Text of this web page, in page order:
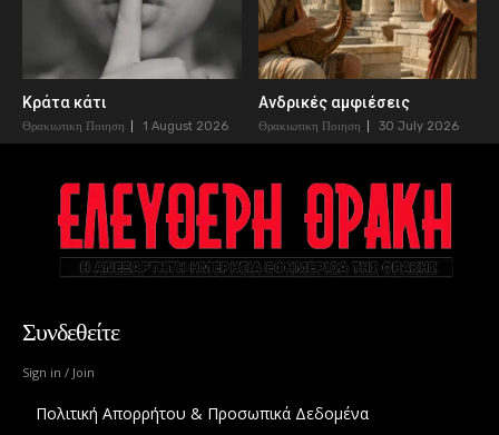
Κράτα κάτι
Θρακιωτικη Ποιηση 1 August 2026
Ανδρικές αμφιέσεις
Θρακιωτικη Ποιηση 30 July 2026
Συνδεθείτε
Sign in / Join
Πολιτική Απορρήτου & Προσωπικά Δεδομένα